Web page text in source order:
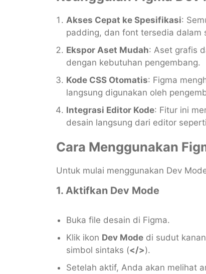
Akses Cepat ke Spesifikasi:
padding, dan font tersedia dalam
Ekspor Aset Mudah: Aset grafis
dengan kebutuhan pengembang.
Kode CSS Otomatis: Figma
langsung digunakan oleh
Integrasi Editor Kode: Fitur ini
desain langsung dari editor
Cara Menggunakan
Untuk mulai menggunakan Dev
1. Aktifkan Dev Mode
Buka file desain di Figma.
Klik ikon Dev Mode di sudut
simbol sintaks (</>).
Setelah aktif, Anda akan melihat